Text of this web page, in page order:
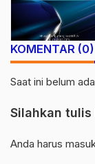
KOMENTAR (0)
Saat ini belum
Silahkan
Anda harus